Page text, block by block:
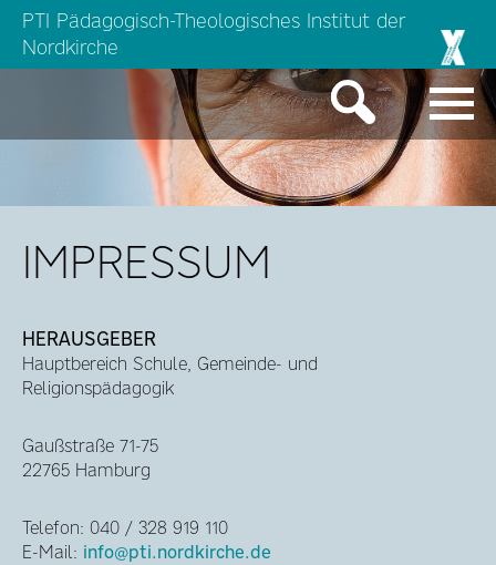
PTI Pädagogisch-Theologisches Institut der
Nordkirche
IMPRESSUM
HERAUSGEBER
Hauptbereich Schule, Gemeinde- und
Religionspädagogik
Gaußstraße 71-75
22765 Hamburg
Telefon: 040 / 328 919 110
E-Mail: info@pti.nordkirche.de